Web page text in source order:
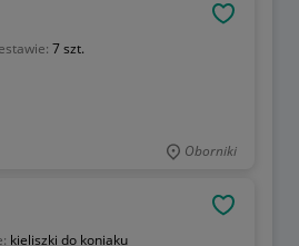
7 szt.
Oborniki
kieliszki do koniaku